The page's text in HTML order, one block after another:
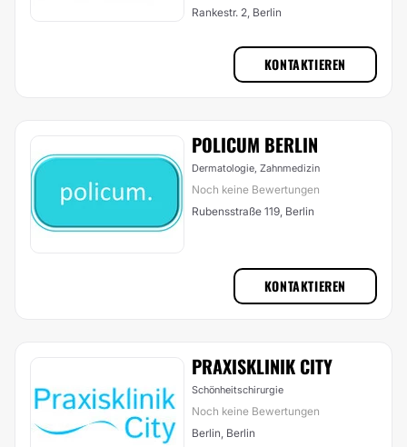
Rankestr. 2, Berlin
KONTAKTIEREN
POLICUM BERLIN
Dermatologie, Zahnmedizin
Noch keine Bewertungen
Rubensstraße 119, Berlin
KONTAKTIEREN
PRAXISKLINIK CITY
Schönheitschirurgie
Noch keine Bewertungen
Berlin, Berlin